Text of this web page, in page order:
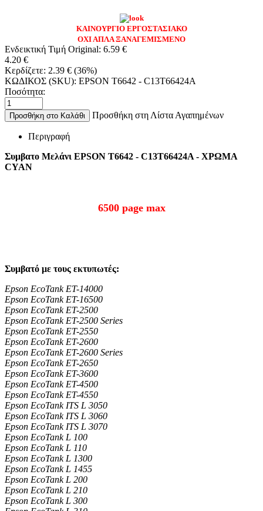
ΚΑΙΝΟΥΡΓΙΟ ΕΡΓΟΣΤΑΣΙΑΚΟ
ΟΧΙ ΑΠΛΑ ΞΑΝΑΓΕΜΙΣΜΕΝΟ
Ενδεικτική Τιμή Original: 6.59 €
4.20 €
Κερδίζετε: 2.39 € (36%)
ΚΩΔΙΚΟΣ (SKU): EPSON T6642 - C13T66424A
Ποσότητα:
Προσθήκη στο Καλάθι Προσθήκη στη Λίστα Αγαπημένων
Περιγραφή
Συμβατο Μελάνι EPSON T6642 - C13T66424A - ΧΡΩΜΑ
CYAN
6500 page max
Συμβατό με τους εκτυπωτές:
Epson EcoTank ET-14000
Epson EcoTank ET-16500
Epson EcoTank ET-2500
Epson EcoTank ET-2500 Series
Epson EcoTank ET-2550
Epson EcoTank ET-2600
Epson EcoTank ET-2600 Series
Epson EcoTank ET-2650
Epson EcoTank ET-3600
Epson EcoTank ET-4500
Epson EcoTank ET-4550
Epson EcoTank ITS L 3050
Epson EcoTank ITS L 3060
Epson EcoTank ITS L 3070
Epson EcoTank L 100
Epson EcoTank L 110
Epson EcoTank L 1300
Epson EcoTank L 1455
Epson EcoTank L 200
Epson EcoTank L 210
Epson EcoTank L 300